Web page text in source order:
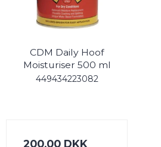
CDM Daily Hoof
Moisturiser 500 ml
449434223082
200,00 DKK